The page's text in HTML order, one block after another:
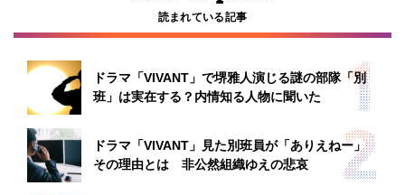
読まれている記事
ドラマ「VIVANT」で堺雅人演じる謎の部隊「別
班」は実在する？内情知る人物に聞いた
ドラマ「VIVANT」見た別班員が「ありえねー」
その理由とは 非公然組織ゆえの悲哀